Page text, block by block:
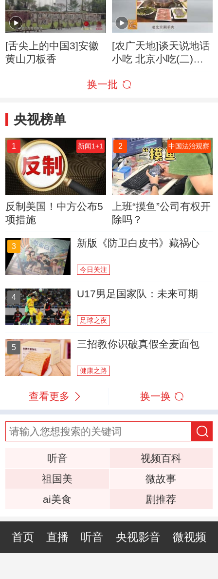
[舌尖上的中国3]安徽
黄山刀板香
[农广天地]谈天说地话
小吃 北京小吃(二)
换一批
央视榜单
1 新闻1+1
反制美国！中方公布5
项措施
2 中国法治观察
上班“摸鱼”公司有权开
除吗？
3 新版《防卫白皮书》藏祸心
今日关注
4 U17男足国家队：未来可期
足球之夜
5 三招教你识破真假全麦面包
健康之路
查看更多 换一换
听音
视频百科
祖国美
微故事
ai美食
剧推荐
首页 直播 听音 央视影音 微视频